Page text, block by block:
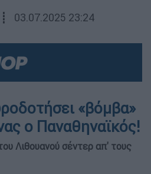
┋ 03.07.2025 23:24
«βόμβα»
ο Παναθηναϊκός!
Λιθουανού σέντερ απ' τους